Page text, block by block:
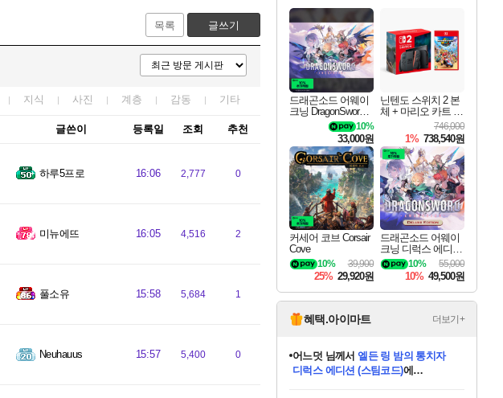
목록 글쓰기
지식 사진 계층 감동 기타
글쓴이 등록일 조회 추천
하루5프로 16:06 2,777 0
미뉴에뜨 16:05 4,516 2
풀소유 15:58 5,684 1
Neuhauus 15:57 5,400 0
네이버혜택과 함께 만나보세요!
50%할인&추가 적립까지!
이니&베니 혜택까지!
네이버 혜택가와 함께 예약하세요!
할인&네이버혜택으로 만나보세요!
네이버페이 혜택과 만나보세요!
40주년 프로모션으로 만나보세요!
할인가에 만나보세요!
일부 에디션 상시 할인!
혜택으로 예약 판매 중
편안하게 충전하세요
드래곤소드 어웨이
크닝 DragonSword A
10%
33,000원
닌텐도 스위치 2 본
체 + 마리오 카트 월
746,000
1% 738,540원
커세어 코브 Corsair
Cove
39,900
10%
25% 29,920원
드래곤소드 어웨이
크닝 디럭스 에디션
DragonSword Awake
ning Deluxe Edition
55,000
10%
10% 49,500원
혜택.아이마트 더보기+
어느덧 님께서엘든 링 밤의 통치자
디럭스 에디션 (스팀코드)에